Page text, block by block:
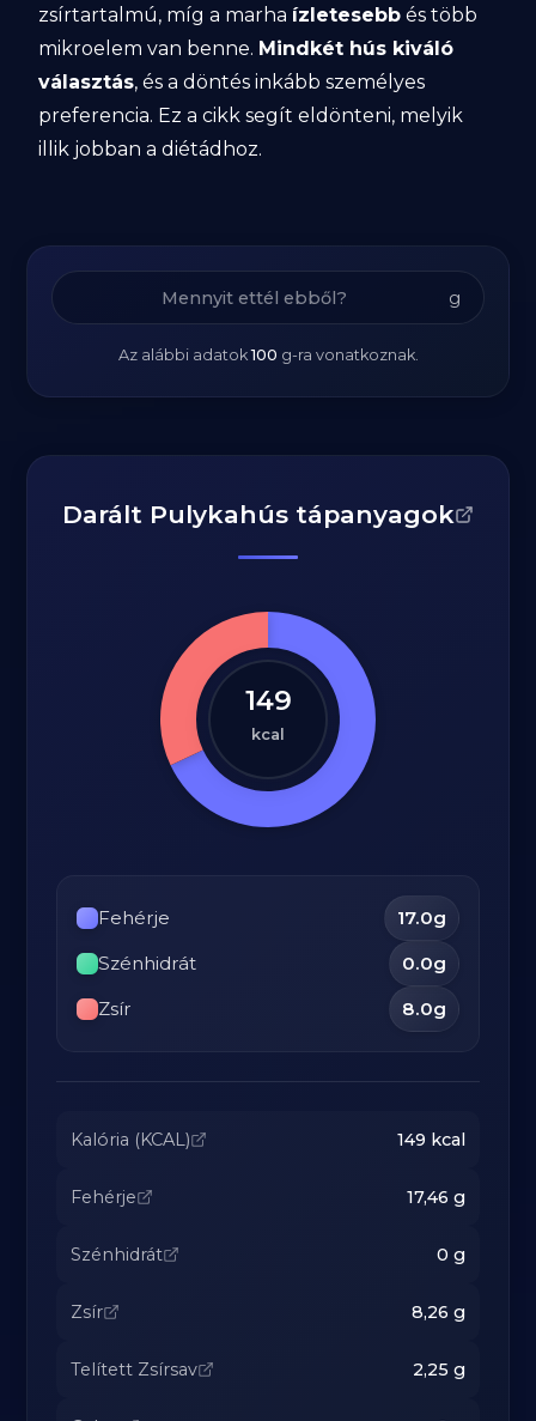
zsírtartalmú, míg a marha ízletesebb és több
mikroelem van benne. Mindkét hús kiváló
választás, és a döntés inkább személyes
preferencia. Ez a cikk segít eldönteni, melyik
illik jobban a diétádhoz.
g
Az alábbi adatok100 g-ra vonatkoznak.
Darált Pulykahús tápanyagok
149
kcal
Fehérje 17.0g
Szénhidrát
0.0g
Zsír
8.0g
Kalória (KCAL) 149 kcal
Fehérje 17,46 g
Szénhidrát 0 g
Zsír 8,26 g
Telített Zsírsav 2,25 g